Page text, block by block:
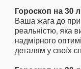
Гороскоп на 30
Ваша жага до
реальністю, яка
надмірного
деталям у своїх